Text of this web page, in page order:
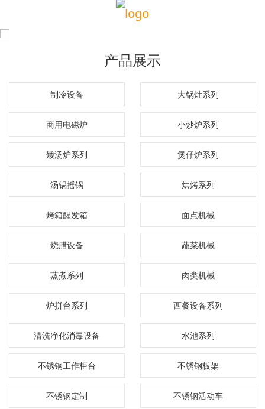
产品展示
制冷设备 大锅灶系列
商用电磁炉 小炒炉系列
矮汤炉系列 煲仔炉系列
汤锅摇锅 烘烤系列
烤箱醒发箱 面点机械
烧腊设备 蔬菜机械
蒸煮系列 肉类机械
炉拼台系列 西餐设备系列
清洗净化消毒设备 水池系列
不锈钢工作柜台 不锈钢板架
不锈钢定制 不锈钢活动车